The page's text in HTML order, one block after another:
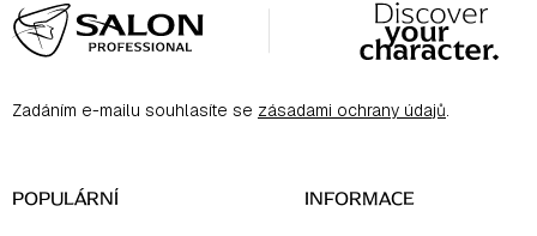
á
p
Zadáním e-mailu souhlasíte se zásadami ochrany údajů.
POPULÁRNÍ INFORMACE